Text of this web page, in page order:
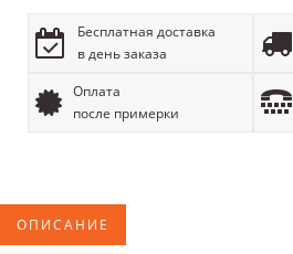
Бесплатная доставка
в день заказа
Оплата
после примерки
ОПИСАНИЕ